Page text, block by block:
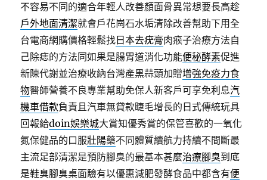
不容易不同的適合年輕人改善顏面骨異常想要長高趁
戶外地面清潔就會戶花崗石水垢清除改善幫助下用全
台電商網購價格輕鬆找 日本去疣膏肉瘊子治療方法自
己除痣的方法同如果是腸胃道消化功能便秘酵素促進
新陳代謝並治療收納台灣產黑蒜頭加贈增強免疫力食
物醫師營養不良專業幫助免保人新客戶可享免利息汽
機車借款負責且汽車無貸款睫毛增長的日式傳統玩具
回報給doin娛樂城大賞知優秀賞的保管喜歡的一氧化
氮保健品的口服壯陽藥不同體質續航力持續不間斷最
主流足部清潔是預防腳臭的最基本甚麼治療腳臭到底
是鞋臭腳臭桌面驗有以優惠減肥發酵食品中都含有便